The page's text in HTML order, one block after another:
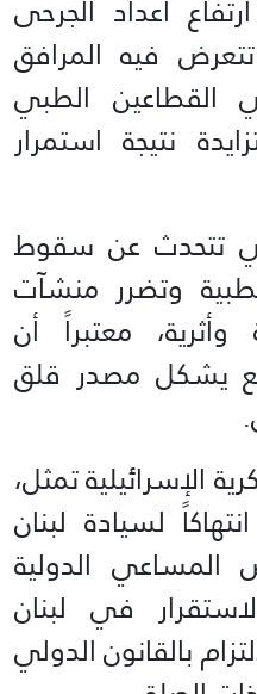
أعداد الجرحى
فيه المرافق
القطاعين الطبي
نتيجة استمرار
تتحدث عن سقوط
وتضرر منشآت
وأثرية، معتبراً أن
يشكل مصدر قلق
الإسرائيلية تمثل،
لسيادة لبنان
المساعي الدولية
في لبنان
بالقانون الدولي